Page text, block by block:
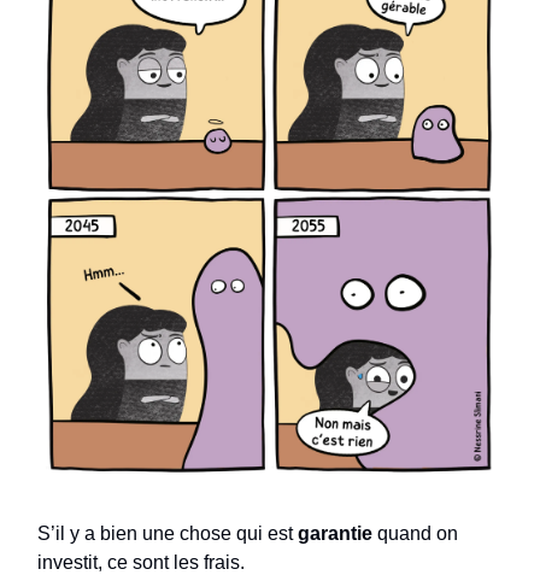
S’il y a bien une chose qui estgarantie quand on
investit, ce sont les frais.